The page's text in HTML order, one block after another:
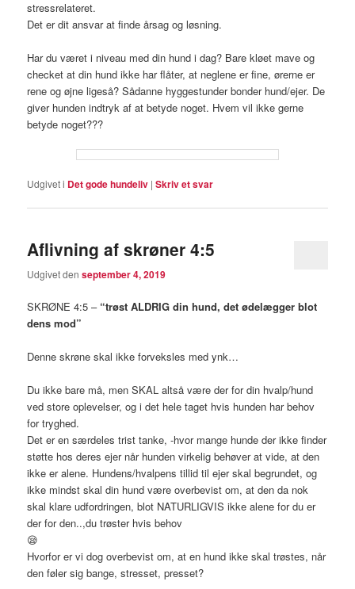
stressrelateret.
Det er dit ansvar at finde årsag og løsning.
Har du været i niveau med din hund i dag? Bare kløet mave og
checket at din hund ikke har flåter, at neglene er fine, ørerne er
rene og øjne ligeså? Sådanne hyggestunder bonder hund/ejer. De
giver hunden indtryk af at betyde noget. Hvem vil ikke gerne
betyde noget???
Udgivet i Det gode hundeliv |Skriv et svar
Aflivning af skrøner 4:5
Udgivet denseptember 4, 2019
SKRØNE 4:5 – “trøst ALDRIG din hund, det ødelægger blot
dens mod”
Denne skrøne skal ikke forveksles med ynk…
Du ikke bare må, men SKAL altså være der for din hvalp/hund
ved store oplevelser, og i det hele taget hvis hunden har behov
for tryghed.
Det er en særdeles trist tanke, -hvor mange hunde der ikke finder
støtte hos deres ejer når hunden virkelig behøver at vide, at den
ikke er alene. Hundens/hvalpens tillid til ejer skal begrundet, og
ikke mindst skal din hund være overbevist om, at den da nok
skal klare udfordringen, blot NATURLIGVIS ikke alene for du er
der for den..,du trøster hvis behov
😪
Hvorfor er vi dog overbevist om, at en hund ikke skal trøstes, når
den føler sig bange, stresset, presset?